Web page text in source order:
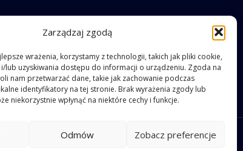
Zarządzaj zgodą
wrażenia, korzystamy z technologii, takich jak pliki cookie,
lub uzyskiwania dostępu do informacji o urządzeniu. Zgoda na
nam przetwarzać dane, takie jak zachowanie podczas
identyfikatory na tej stronie. Brak wyrażenia zgody lub
niekorzystnie wpłynąć na niektóre cechy i funkcje.
Odmów Zobacz preferencje